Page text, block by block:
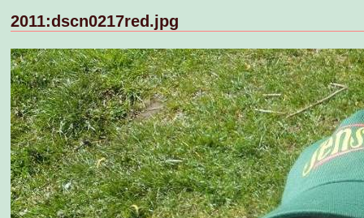
2011:dscn0217red.jpg